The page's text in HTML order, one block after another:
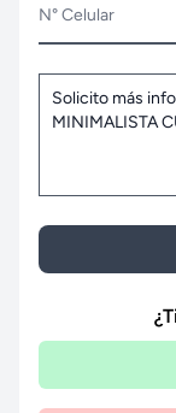
N° Celular